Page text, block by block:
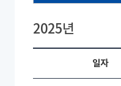
2025년
일자